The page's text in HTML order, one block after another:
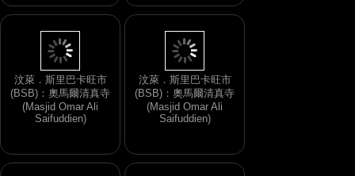
汶萊．斯里巴卡旺市
(BSB)：奧馬爾清真寺
(Masjid Omar Ali
Saifuddien)
汶萊．斯里巴卡旺市
(BSB)：奧馬爾清真寺
(Masjid Omar Ali
Saifuddien)